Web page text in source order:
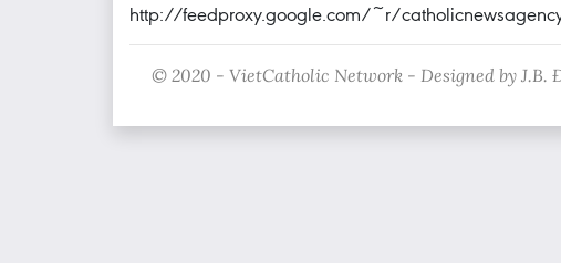
http://feedproxy.google.com/~r/
© 2020 - VietCatholic Network - Designed by J.B.